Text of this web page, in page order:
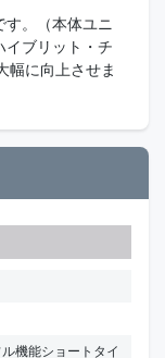
。（本体ユニ
ブリット・チ
幅に向上させま
機能ショートタイ